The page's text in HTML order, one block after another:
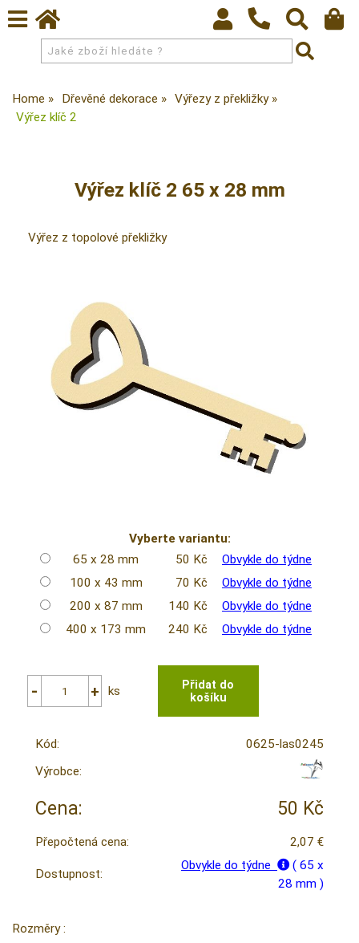
Home Dřevěné dekorace
Výřezy z překližky
Výřez klíč 2
Výřez klíč 2 65 x 28 mm
Výřez z topolové překližky
Vyberte variantu:
65 x 28 mm
50 Kč
Obvykle do týdne
100 x 43 mm
70 Kč
Obvykle do týdne
200 x 87 mm
140 Kč
Obvykle do týdne
400 x 173 mm
240 Kč Obvykle do týdne
ks
Kód:
0625-las0245
Výrobce:
Cena: 50 Kč
Přepočtená cena: 2,07 €
Dostupnost:
Obvykle do týdne
( 65 x
28 mm )
Rozměry :